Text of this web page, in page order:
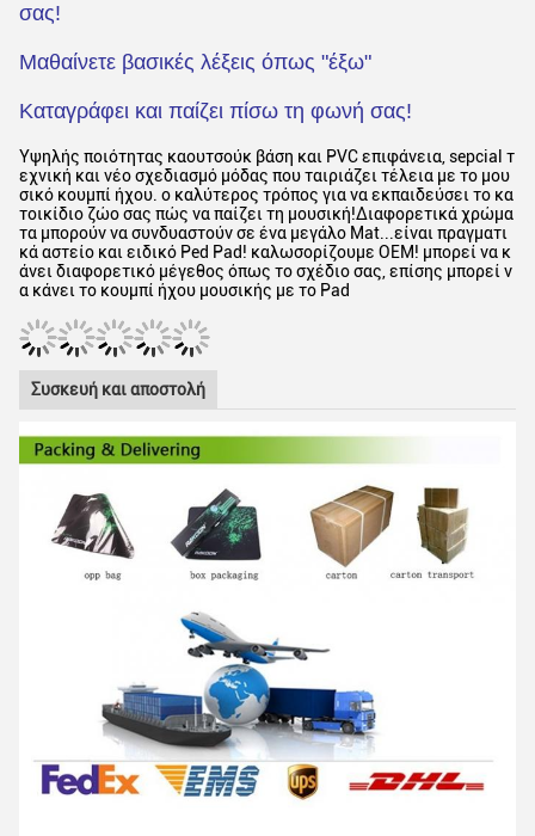
σας!
Μαθαίνετε βασικές λέξεις όπως "έξω"
Καταγράφει και παίζει πίσω τη φωνή σας!
Υψηλής ποιότητας καουτσούκ βάση και PVC επιφάνεια, sepcial τ
εχνική και νέο σχεδιασμό μόδας που ταιριάζει τέλεια με το μου
σικό κουμπί ήχου. ο καλύτερος τρόπος για να εκπαιδεύσει το κα
τοικίδιο ζώο σας πώς να παίζει τη μουσική!Διαφορετικά χρώμα
τα μπορούν να συνδυαστούν σε ένα μεγάλο Mat...είναι πραγματι
κά αστείο και ειδικό Ped Pad! καλωσορίζουμε OEM! μπορεί να κ
άνει διαφορετικό μέγεθος όπως το σχέδιο σας, επίσης μπορεί ν
α κάνει το κουμπί ήχου μουσικής με το Pad
Συσκευή και αποστολή